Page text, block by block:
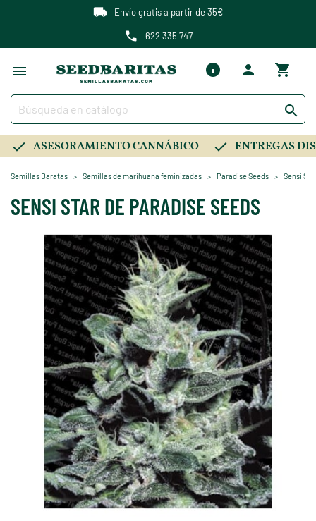
Envío gratis a partir de 35€
622 335 747

ASESORAMIENTO CANNÁBICO ENTREGAS
Semillas Baratas Semillas de marihuana feminizadas Paradise Seeds Sensi
SENSI STAR DE PARADISE SEEDS